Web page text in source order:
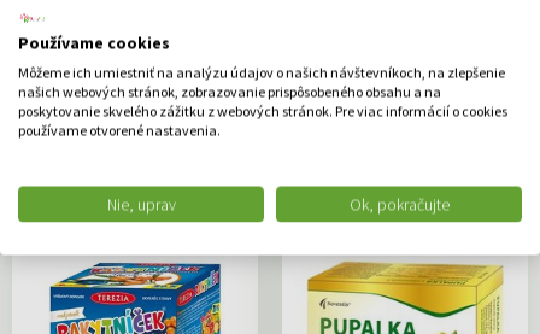
Používame cookies
Môžeme ich umiestniť na analýzu údajov o našich návštevníkoch, na zlepšenie
našich webových stránok, zobrazovanie prispôsobeného obsahu a na
poskytovanie skvelého zážitku z webových stránok. Pre viac informácií o cookies
používame otvorené nastavenia.
Nie, uprav Ok, pokračujte
1x30 ks
Vitamín A prispieva: k udržaniu
dobrého zraku,...
3.90 €
Výživový doplnok
12.33 €